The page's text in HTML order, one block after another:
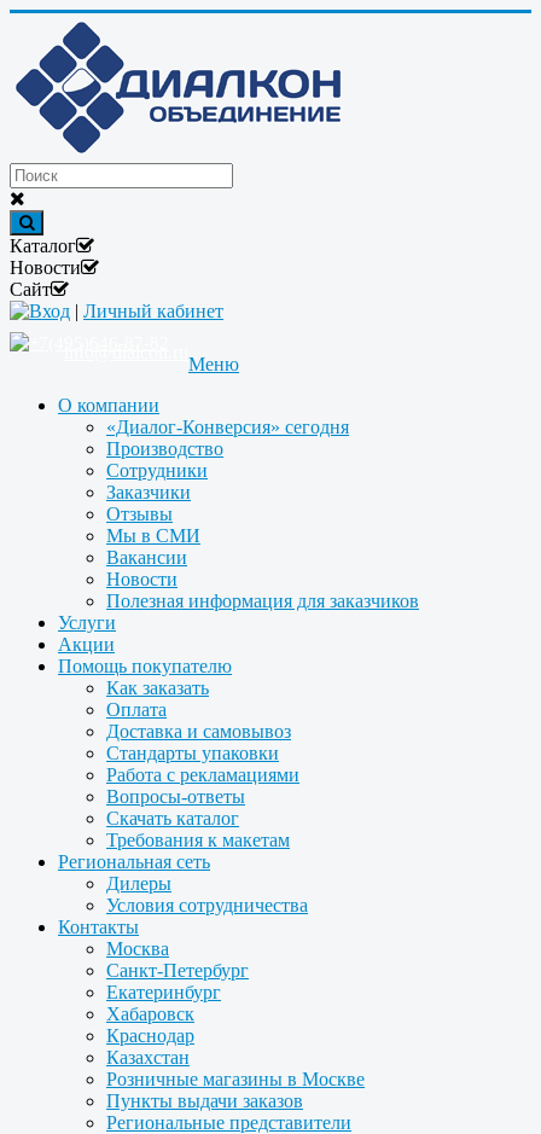
Каталог
Новости
Сайт
Вход | Личный кабинет
Меню
О компании
«Диалог-Конверсия» сегодня
Производство
Сотрудники
Заказчики
Отзывы
Мы в СМИ
Вакансии
Новости
Полезная информация для заказчиков
Услуги
Акции
Помощь покупателю
Как заказать
Оплата
Доставка и самовывоз
Стандарты упаковки
Работа с рекламациями
Вопросы-ответы
Скачать каталог
Требования к макетам
Региональная сеть
Дилеры
Условия сотрудничества
Контакты
Москва
Санкт-Петербург
Екатеринбург
Хабаровск
Краснодар
Казахстан
Розничные магазины в Москве
Пункты выдачи заказов
Региональные представители